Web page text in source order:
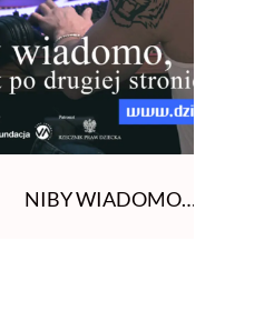
NIBY WIADOMO…